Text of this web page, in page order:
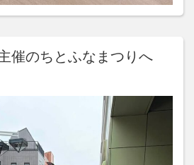
催のちとふなまつりへ